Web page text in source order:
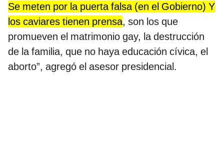
Se meten por la puerta falsa (en el Gobierno) Y
los caviares tienen prensa, son los que
promueven el matrimonio gay, la destrucción
de la familia, que no haya educación cívica, el
aborto”, agregó el asesor presidencial.